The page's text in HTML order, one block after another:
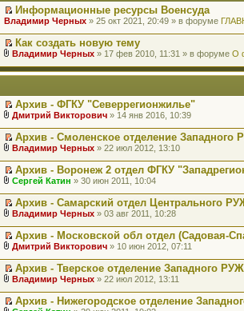
П
р
е
й
т
и
п
е
р
о
м
у
н
е
п
о
ч
и
т
а
н
н
о
м
с
о
Информационные ресурсы Военсуда
Владимир Черных » 25 окт 2021, 20:49 » в форуме
П
р
т
и
к
п
е
р
о
м
у
н
е
п
о
ч
и
т
а
н
н
о
Как создать новую тему
л
е
н
и
я
Владимир Черных » 17 фев 2010, 11:31 » в форуме О
П
е
р
е
й
т
и
к
е
р
в
о
м
у
е
п
р
о
ч
Архив - ФГКУ "Северрегионжилье"
В
л
о
ж
е
н
и
Дмитрий Викторович » 14 янв 2016, 10:39
П
р
е
й
т
и
к
е
р
в
о
м
у
е
п
Архив - Смоленское отделение Западного
л
о
ж
е
н
и
Владимир Черных » 22 июл 2012, 13:10
П
р
е
й
т
и
к
е
р
в
о
м
Архив - Воронеж 2 отдел ФГКУ
л
о
ж
е
н
и
Сергей Катин » 30 июн 2011, 10:04
П
р
е
й
т
и
к
е
р
Архив - Самарский отдел Центрального
л
о
ж
е
н
и
Владимир Черных » 03 авг 2011, 10:28
П
е
р
е
й
т
и
Архив - Московской обл отдел (Садовая-
В
л
о
ж
е
н
Дмитрий Викторович » 10 июн 2012, 07:11
П
р
е
Архив - Тверское отделение Западного
л
о
Владимир Черных » 22 июл 2012, 13:11
Архив - Нижегородское отделение